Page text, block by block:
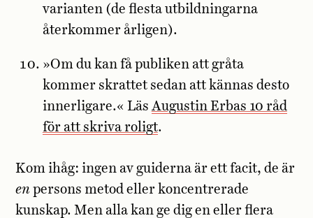
varianten (de flesta utbildningarna
återkommer årligen).
»Om du kan få publiken att gråta
kommer skrattet sedan att kännas desto
innerligare.« Läs Augustin Erbas 10 råd
för att skriva roligt.
Kom ihåg: ingen av guiderna är ett facit, de är
en persons metod eller koncentrerade
kunskap. Men alla kan ge dig en eller flera